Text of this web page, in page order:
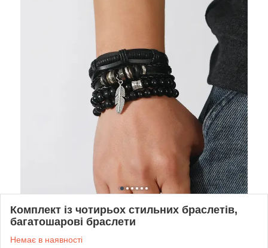
Комплект із чотирьох стильних браслетів,
багатошарові браслети
Немає в наявності